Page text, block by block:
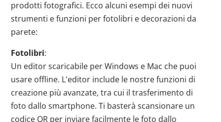
prodotti fotografici. Ecco alcuni esempi dei nuovi
strumenti e funzioni per fotolibri e decorazioni da
parete:
Fotolibri:
Un editor scaricabile per Windows e Mac che puoi
usare offline. L'editor include le nostre funzioni di
creazione più avanzate, tra cui il trasferimento di
foto dallo smartphone. Ti basterà scansionare un
codice QR per inviare facilmente le foto dallo